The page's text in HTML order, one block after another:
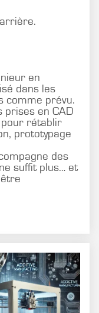
en
dans les
comme prévu.
prises en CAD
pour rétablir
prototypage
des
suffit plus… et